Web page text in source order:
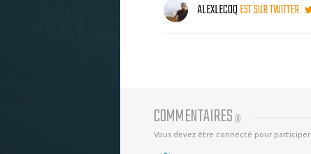
ALEXLECOQEST SUR TWITTER
COMMENTAIRES (6)
Vous devez être connecté pour participer